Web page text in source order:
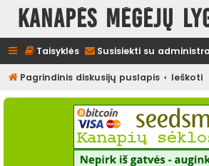
Kanapės mėgėjų
Taisyklės Susisiekti su
Pagrindinis diskusijų puslapis Ieškoti